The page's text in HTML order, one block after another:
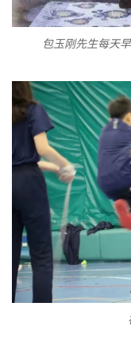
包玉刚先生每天